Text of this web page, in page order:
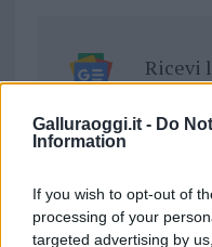
Galluraoggi.it - Do
Information
If you wish to opt-out of
processing of your
targeted advertising by
Ricevi
da
Condividi l'articolo